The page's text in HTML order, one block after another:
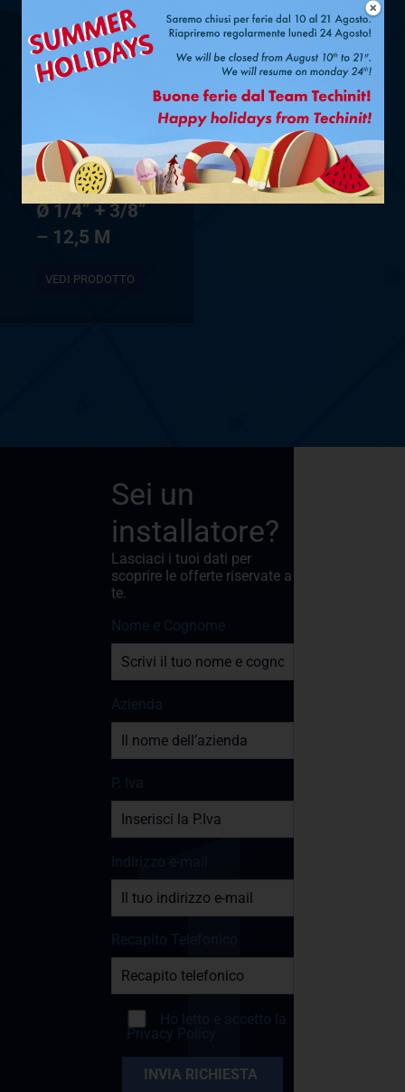
Ø 1/4” + 3/8”
– 12,5 M
VEDI PRODOTTO
Sei un
installatore?
Lasciaci i tuoi dati per
scoprire le offerte riservate a
te.
Nome e Cognome
Azienda
P. Iva
Indirizzo e-mail
Recapito Telefonico
Ho letto e accetto la
Privacy Policy